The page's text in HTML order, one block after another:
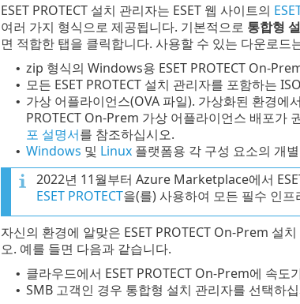
ESET PROTECT 설치 관리자는 ESET 웹 사이트의
여러 가지 형식으로 제공됩니다. 기본적으로 통합형
면 적합한 탭을 클릭합니다. 사용할 수 있는 다운로드
• zip 형식의 Windows용 ESET PROTECT On-
• 모든 ESET PROTECT 설치 관리자를 포함하는
• 가상 어플라이언스(OVA 파일). 가상화된 환경에
PROTECT On-Prem 가상 어플라이언스 배포가
포 설명서를 참조하십시오.
• Windows 및 Linux플랫폼용 각 구성 요소의 개
2022년 11월부터 Azure Marketplace에서
ESET PROTECT을(를) 사용하여 모든 필수 인
자신의 환경에 알맞은 ESET PROTECT On-Prem 설
오. 예를 들면 다음과 같습니다.
• 클라우드에서 ESET PROTECT On-Prem에 속
• SMB 고객인 경우 통합형 설치 관리자를 선택하